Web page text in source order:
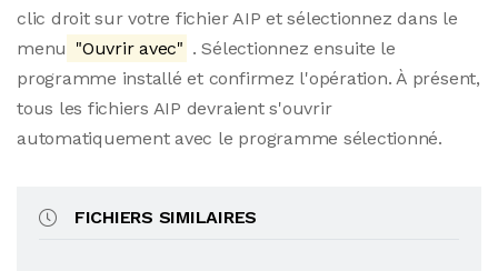
clic droit sur votre fichier AIP et sélectionnez dans le
menu "Ouvrir avec" . Sélectionnez ensuite le
programme installé et confirmez l'opération. À présent,
tous les fichiers AIP devraient s'ouvrir
automatiquement avec le programme sélectionné.
FICHIERS SIMILAIRES